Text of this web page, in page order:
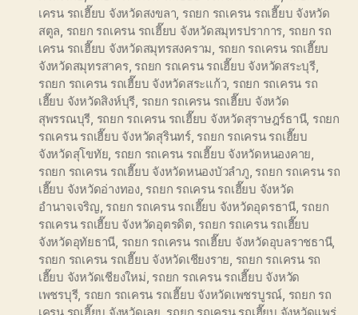
เครน รถเฮี๊ยบ จังหวัดสงขลา รถยก รถเครน รถเฮี๊ยบ จังหวัด
สตูล รถยก รถเครน รถเฮี๊ยบ จังหวัดสมุทรปราการ รถยก รถ
เครน รถเฮี๊ยบ จังหวัดสมุทรสงคราม รถยก รถเครน รถเฮี๊ยบ
จังหวัดสมุทรสาคร, รถยก รถเครน รถเฮี๊ยบ จังหวัดสระบุรี,
รถยก รถเครน รถเฮี๊ยบ จังหวัดสระแก้ว, รถยก รถเครน รถ
เฮี๊ยบ จังหวัดสิงห์บุรี รถยก รถเครน รถเฮี๊ยบ จังหวัด
สุพรรณบุรี รถยก รถเครน รถเฮี๊ยบ จังหวัดสุราษฎร์ธานี, รถยก
รถเครน รถเฮี๊ยบ จังหวัดสุรินทร์, รถยก รถเครน รถเฮี๊ยบ
จังหวัดสุโขทัย รถยก รถเครน รถเฮี๊ยบ จังหวัดหนองคาย
รถยก รถเครน รถเฮี๊ยบ จังหวัดหนองบัวลำภู รถยก รถเครน รถ
เฮี๊ยบ จังหวัดอ่างทอง, รถยก รถเครน รถเฮี๊ยบ จังหวัด
อำนาจเจริญ รถยก รถเครน รถเฮี๊ยบ จังหวัดอุดรธานี, รถยก
รถเครน รถเฮี๊ยบ จังหวัดอุตรดิต รถยก รถเครน รถเฮี๊ยบ
จังหวัดอุทัยธานี รถยก รถเครน รถเฮี๊ยบ จังหวัดอุบลราชธานี,
รถยก รถเครน รถเฮี๊ยบ จังหวัดเชียงราย รถยก รถเครน รถ
เฮี๊ยบ จังหวัดเชียงใหม่ รถยก รถเครน รถเฮี๊ยบ จังหวัด
เพชรบุรี, รถยก รถเครน รถเฮี๊ยบ จังหวัดเพชรบูรณ์ รถยก รถ
เครน รถเฮี๊ยบ จังหวัดเลย รถยก รถเครน รถเฮี๊ยบ จังหวัดแพร่,